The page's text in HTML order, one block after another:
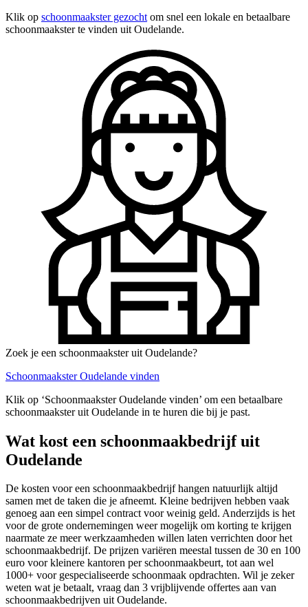
Klik op schoonmaakster gezocht om snel een lokale en betaalbare
schoonmaakster te vinden uit Oudelande.
Zoek je een schoonmaakster uit Oudelande?
Schoonmaakster Oudelande vinden
Klik op ‘Schoonmaakster Oudelande vinden’ om een betaalbare
schoonmaakster uit Oudelande in te huren die bij je past.
Wat kost een schoonmaakbedrijf uit
Oudelande
De kosten voor een schoonmaakbedrijf hangen natuurlijk altijd
samen met de taken die je afneemt. Kleine bedrijven hebben vaak
genoeg aan een simpel contract voor weinig geld. Anderzijds is het
voor de grote ondernemingen weer mogelijk om korting te krijgen
naarmate ze meer werkzaamheden willen laten verrichten door het
schoonmaakbedrijf. De prijzen variëren meestal tussen de 30 en 100
euro voor kleinere kantoren per schoonmaakbeurt, tot aan wel
1000+ voor gespecialiseerde schoonmaak opdrachten. Wil je zeker
weten wat je betaalt, vraag dan 3 vrijblijvende offertes aan van
schoonmaakbedrijven uit Oudelande.